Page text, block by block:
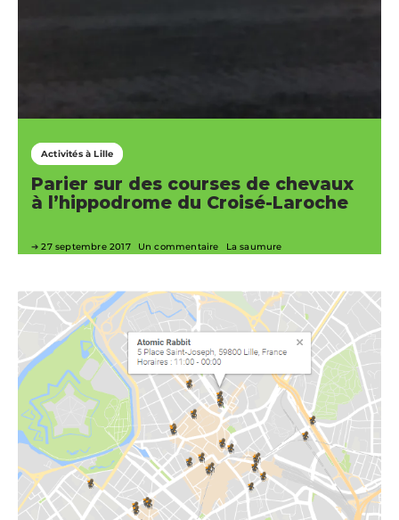
Activités à Lille
Parier sur des courses de chevaux
à l’hippodrome du Croisé-Laroche
27 septembre 2017 Un commentaire La saumure